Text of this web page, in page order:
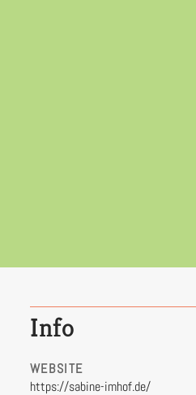
Info
WEBSITE
https://sabine-imhof.de/